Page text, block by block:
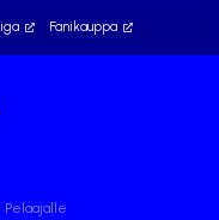
Fanikauppa
Pelaajalle